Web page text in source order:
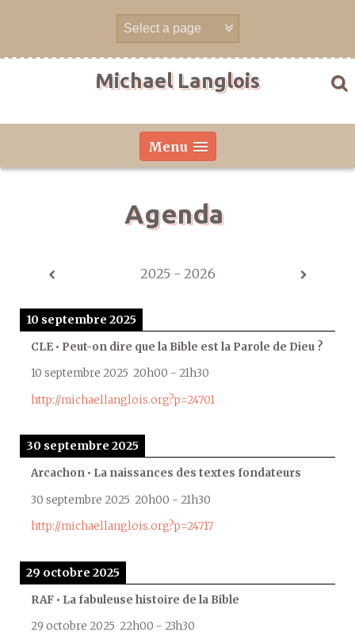
Michael Langlois
Menu
Agenda
2025 - 2026
10 septembre 2025
CLE • Peut-on dire que la Bible est la Parole de Dieu ?
10 septembre 2025 20h00 - 21h30
http://michaellanglois.org?p=24701
30 septembre 2025
Arcachon • La naissances des textes fondateurs
30 septembre 2025 20h00 - 21h30
http://michaellanglois.org?p=24717
29 octobre 2025
RAF • La fabuleuse histoire de la Bible
29 octobre 2025 22h00 - 23h30